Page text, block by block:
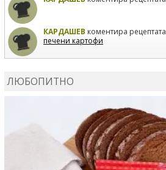
КАРДАШЕВ коментира рецептата
печени картофи
ЛЮБОПИТНО